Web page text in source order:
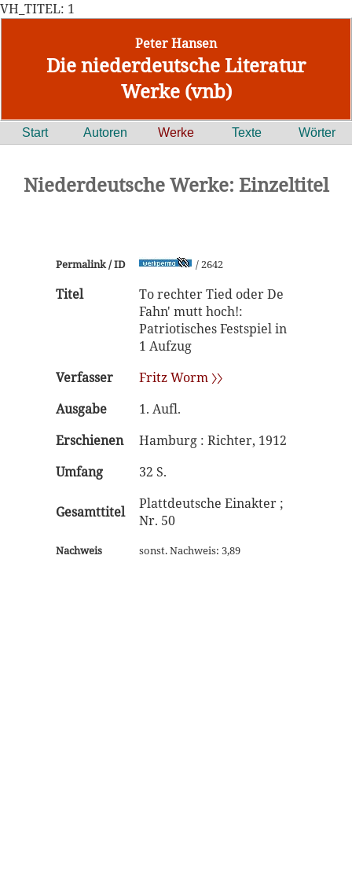
VH_TITEL: 1
Peter Hansen
Die niederdeutsche Literatur
Werke (vnb)
Start Autoren Werke Texte Wörter
Niederdeutsche Werke: Einzeltitel
Permalink / ID / 2642
Titel
To rechter Tied oder De
Fahn' mutt hoch!:
Patriotisches Festspiel in
1 Aufzug
Verfasser
Fritz Worm 〉〉
Ausgabe
1. Aufl.
Erschienen
Hamburg : Richter, 1912
Umfang
32 S.
Gesamttitel
Plattdeutsche Einakter ;
Nr. 50
Nachweis sonst. Nachweis: 3,89